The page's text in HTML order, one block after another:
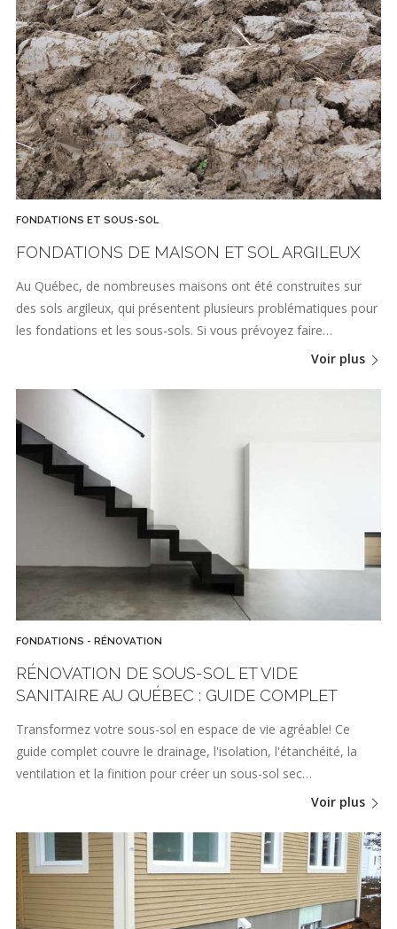
FONDATIONS ET SOUS-SOL
FONDATIONS DE MAISON ET SOL ARGILEUX
Au Québec, de nombreuses maisons ont été construites sur
des sols argileux, qui présentent plusieurs problématiques pour
les fondations et les sous-sols. Si vous prévoyez faire…
Voir plus
FONDATIONS - RÉNOVATION
RÉNOVATION DE SOUS-SOL ET VIDE
SANITAIRE AU QUÉBEC : GUIDE COMPLET
Transformez votre sous-sol en espace de vie agréable! Ce
guide complet couvre le drainage, l'isolation, l'étanchéité, la
ventilation et la finition pour créer un sous-sol sec…
Voir plus